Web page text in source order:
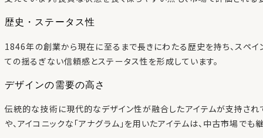
歴史・ステータス性
1846年の創業から現在に至るまで長きにわたる歴史を持ち、スペイ
ての揺るぎない信頼感とステータス性を形成しています。
デザインの需要の高さ
伝統的な技術に現代的なデザイン性が融合したアイテムが支持され
や、アイコニックな「アナグラム」を用いたアイテムは、中古市場で